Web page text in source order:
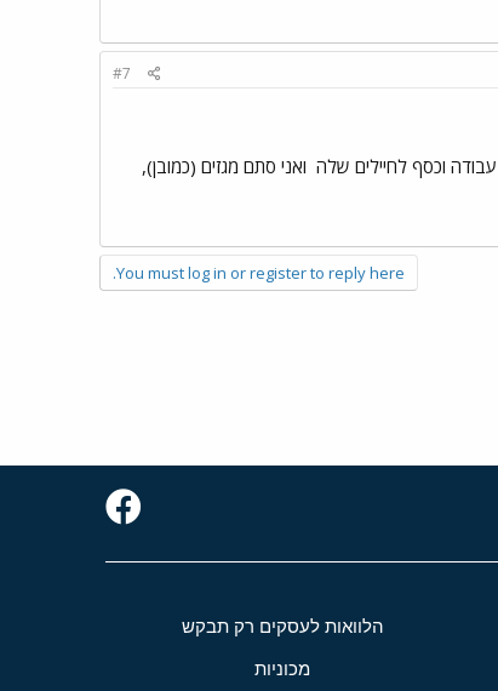
#7
וכסף לחיילים שלה ואני סתם מגזים (כמובן),
You must log in or register to reply here.
הלוואות לעסקים רק תבקש
מכוניות